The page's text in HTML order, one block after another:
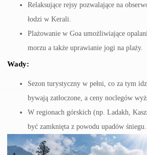
Relaksujące rejsy pozwalające na
łodzi w Kerali.
Plażowanie w Goa umożliwiające
morzu a także uprawianie jogi na plaży.
Wady:
Sezon turystyczny w pełni, co za tym
bywają zatłoczone, a ceny noclegów
W regionach górskich (np. Ladakh,
być zamknięta z powodu upadów śniegu.